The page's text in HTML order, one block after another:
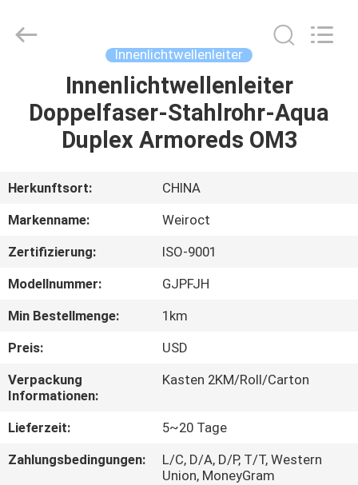
PRODUKTE
ÜBER
UNS
FABRIK-
AUSFLUG
QUALITÄTSKONTROLLE
TRETEN
SIE
MIT
Tech.
Co.,Ltd.
Innenlichtwellenleiter
Innenlichtwellenleiter
Doppelfaser-Stahlrohr-Aqua
Duplex Armoreds OM3
Herkunftsort:
CHINA
Markenname:
Weiroct
Zertifizierung:
ISO-9001
Modellnummer:
GJPFJH
Min Bestellmenge:
1km
Preis:
USD
Verpackung
Informationen:
Kasten 2KM/Roll/Carton
Lieferzeit:
5~20 Tage
Zahlungsbedingungen:
L/C, D/A, D/P, T/T, Western
Union, MoneyGram